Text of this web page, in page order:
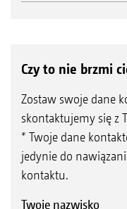
Czy to nie brzmi
Zostaw swoje dane
skontaktujemy się z
* Twoje dane
jedynie do
kontaktu.
Twoje nazwisko